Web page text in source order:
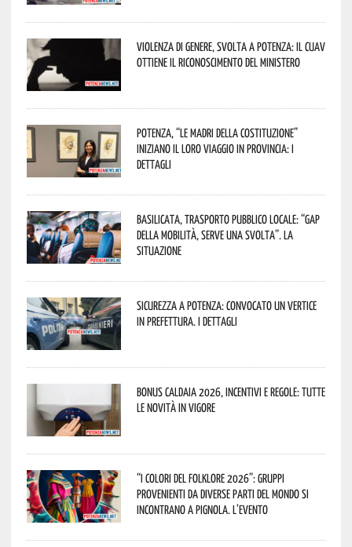
Violenza di genere, svolta a Potenza: il CUAV
ottiene il riconoscimento del Ministero
Potenza, “Le Madri della Costituzione”
iniziano il loro viaggio in provincia: i
dettagli
Basilicata, trasporto pubblico locale: “Gap
della mobilità, serve una svolta”. La
situazione
Sicurezza a Potenza: convocato un vertice
in Prefettura. I dettagli
Bonus caldaia 2026, incentivi e regole: tutte
le novità in vigore
“I Colori del Folklore 2026”: gruppi
provenienti da diverse parti del mondo si
incontrano a Pignola. L’evento